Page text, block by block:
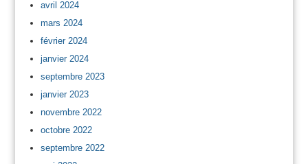
avril 2024
mars 2024
février 2024
janvier 2024
septembre 2023
janvier 2023
novembre 2022
octobre 2022
septembre 2022